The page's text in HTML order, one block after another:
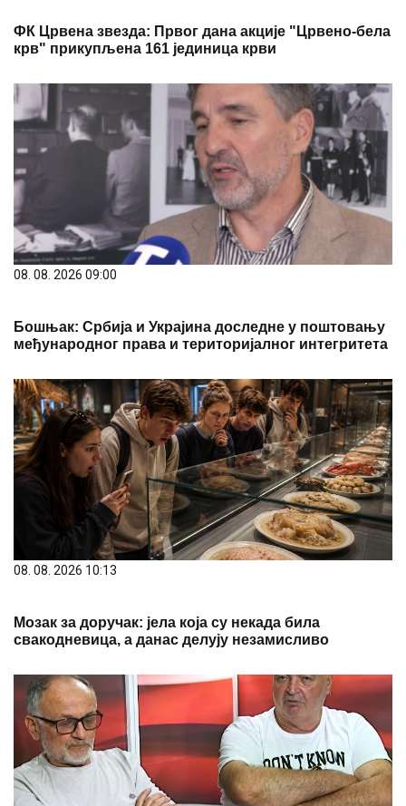
ФК Црвена звезда: Првог дана акције "Црвено-бела
крв" прикупљена 161 јединица крви
08. 08. 2026 09:00
Бошњак: Србија и Украјина доследне у поштовању
међународног права и територијалног интегритета
08. 08. 2026 10:13
Мозак за доручак: јела која су некада била
свакодневица, а данас делују незамисливо